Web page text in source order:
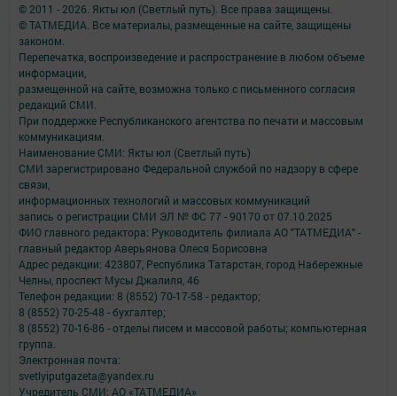
© 2011 - 2026. Якты юл (Светлый путь). Все права защищены.
© ТАТМЕДИА. Все материалы, размещенные на сайте, защищены
законом.
Перепечатка, воспроизведение и распространение в любом объеме
информации,
размещенной на сайте, возможна только с письменного согласия
редакций СМИ.
При поддержке Республиканского агентства по печати и массовым
коммуникациям.
Наименование СМИ: Якты юл (Светлый путь)
СМИ зарегистрировано Федеральной службой по надзору в сфере
связи,
информационных технологий и массовых коммуникаций
запись о регистрации СМИ ЭЛ № ФС 77 - 90170 от 07.10.2025
ФИО главного редактора: Руководитель филиала АО "ТАТМЕДИА" -
главный редактор Аверьянова Олеся Борисовна
Адрес редакции: 423807, Республика Татарстан, город Набережные
Челны, проспект Мусы Джалиля, 46
Телефон редакции: 8 (8552) 70-17-58 - редактор;
8 (8552) 70-25-48 - бухгалтер;
8 (8552) 70-16-86 - отделы писем и массовой работы; компьютерная
группа.
Электронная почта:
svetlyiputgazeta@yandex.ru
Учредитель СМИ: АО «ТАТМЕДИА»